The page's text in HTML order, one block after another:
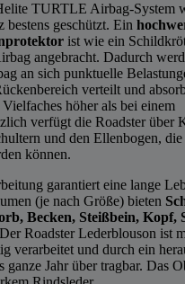
TURTLE Airbag-System
bestens geschützt. Ein
ist wie ein
angebracht. Dadurch
an sich punktuelle
verteilt und
höher als bei einem
verfügt die Roadster über
und den Ellenbogen,
können.
garantiert eine lange
(je nach Größe) bieten
Becken, Steißbein, Kopf,
Der Roadster Lederblouson ist
verarbeitet und durch ein
ganze Jahr über tragbar. Das